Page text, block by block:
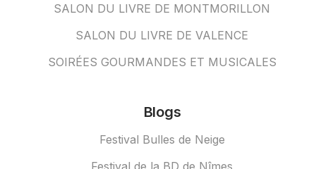
SALON DU LIVRE DE MONTMORILLON
SALON DU LIVRE DE VALENCE
SOIRÉES GOURMANDES ET MUSICALES
Blogs
Festival Bulles de Neige
Festival de la BD de Nîmes